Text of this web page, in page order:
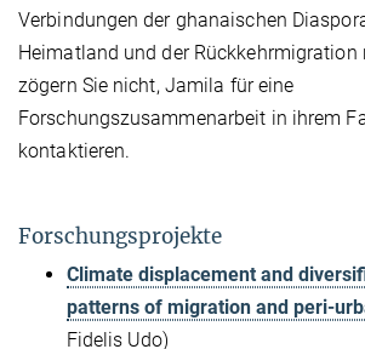
Verbindungen der ghanaischen
Heimatland und der Rückkehrmigration
zögern Sie nicht, Jamila für eine
Forschungszusammenarbeit in ihrem
kontaktieren.
Forschungsprojekte
Climate displacement and
patterns of migration and peri-
Fidelis Udo)